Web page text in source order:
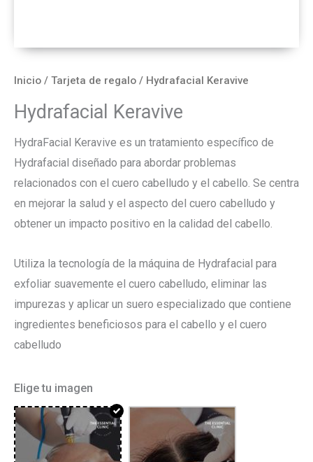
Inicio / Tarjeta de regalo / Hydrafacial Keravive
Hydrafacial Keravive
HydraFacial Keravive es un tratamiento específico de
Hydrafacial diseñado para abordar problemas
relacionados con el cuero cabelludo y el cabello. Se centra
en mejorar la salud y el aspecto del cuero cabelludo y
obtener un impacto positivo en la calidad del cabello.
Utiliza la tecnología de la máquina de Hydrafacial para
exfoliar suavemente el cuero cabelludo, eliminar las
impurezas y aplicar un suero especializado que contiene
ingredientes beneficiosos para el cabello y el cuero
cabelludo
Elige tu imagen